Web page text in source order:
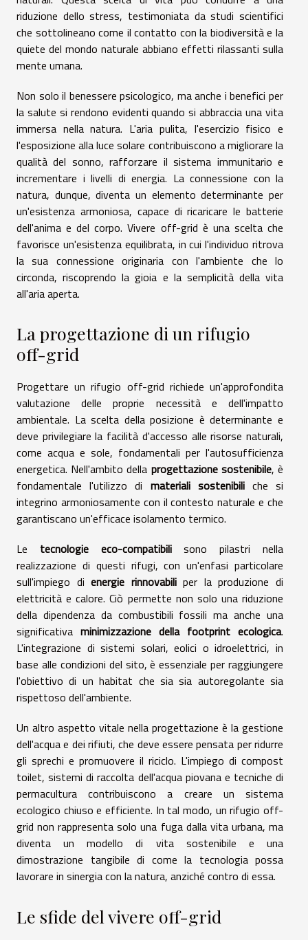
riduzione dello stress, testimoniata da studi scientifici
che sottolineano come il contatto con la biodiversità e la
quiete del mondo naturale abbiano effetti rilassanti sulla
mente umana.
Non solo il benessere psicologico, ma anche i benefici per
la salute si rendono evidenti quando si abbraccia una vita
immersa nella natura. L'aria pulita, l'esercizio fisico e
l'esposizione alla luce solare contribuiscono a migliorare la
qualità del sonno, rafforzare il sistema immunitario e
incrementare i livelli di energia. La connessione con la
natura, dunque, diventa un elemento determinante per
un'esistenza armoniosa, capace di ricaricare le batterie
dell'anima e del corpo. Vivere off-grid è una scelta che
favorisce un'esistenza equilibrata, in cui l'individuo ritrova
la sua connessione originaria con l'ambiente che lo
circonda, riscoprendo la gioia e la semplicità della vita
all'aria aperta.
La progettazione di un rifugio
off-grid
Progettare un rifugio off-grid richiede un'approfondita
valutazione delle proprie necessità e dell'impatto
ambientale. La scelta della posizione è determinante e
deve privilegiare la facilità d'accesso alle risorse naturali,
come acqua e sole, fondamentali per l'autosufficienza
energetica. Nell'ambito della progettazione sostenibile, è
fondamentale l'utilizzo di materiali sostenibiliche si
integrino armoniosamente con il contesto naturale e che
garantiscano un'efficace isolamento termico.
Le tecnologie eco-compatibilisono pilastri nella
realizzazione di questi rifugi, con un'enfasi particolare
sull'impiego dienergie rinnovabiliper la produzione di
elettricità e calore. Ciò permette non solo una riduzione
della dipendenza da combustibili fossili ma anche una
significativa minimizzazione della footprint ecologica.
L'integrazione di sistemi solari, eolici o idroelettrici, in
base alle condizioni del sito, è essenziale per raggiungere
l'obiettivo di un habitat che sia sia autoregolante sia
rispettoso dell'ambiente.
Un altro aspetto vitale nella progettazione è la gestione
dell'acqua e dei rifiuti, che deve essere pensata per ridurre
gli sprechi e promuovere il riciclo. L'impiego di compost
toilet, sistemi di raccolta dell'acqua piovana e tecniche di
permacultura contribuiscono a creare un sistema
ecologico chiuso e efficiente. In tal modo, un rifugio off-
grid non rappresenta solo una fuga dalla vita urbana, ma
diventa un modello di vita sostenibile e una
dimostrazione tangibile di come la tecnologia possa
lavorare in sinergia con la natura, anziché contro di essa.
Le sfide del vivere off-grid